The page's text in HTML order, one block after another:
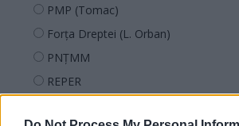
PMP (Tomac)
Forța Dreptei (L. Orban)
PNȚMM
REPER